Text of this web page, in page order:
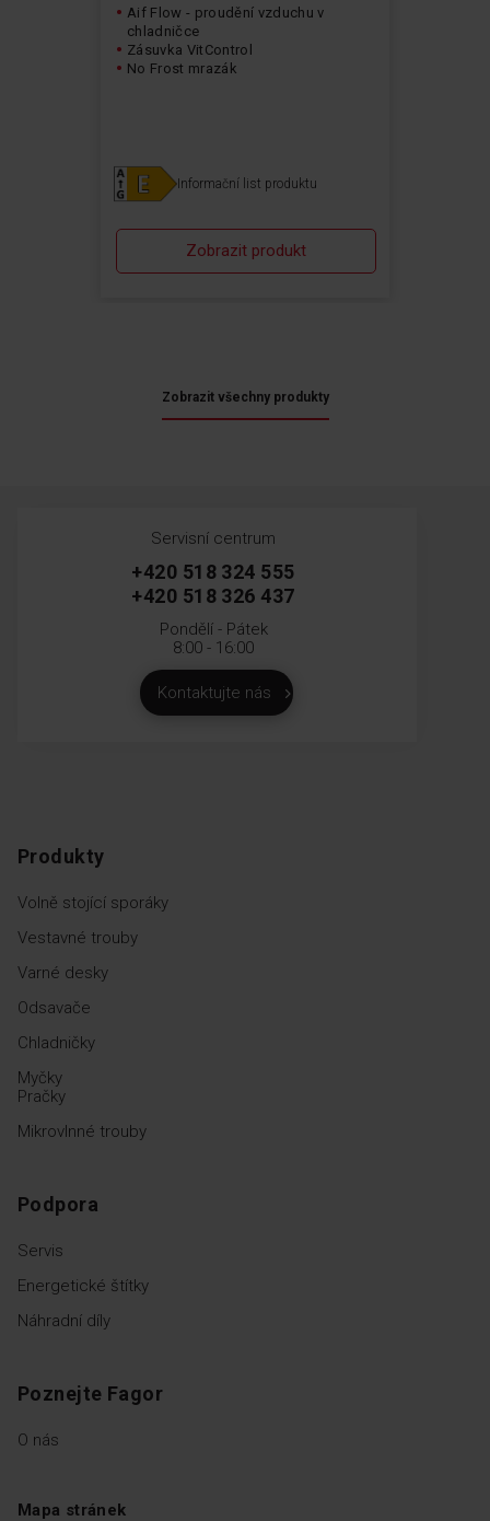
Zobrazit produkt
Aif Flow - proudění vzduchu v
chladničce
Zásuvka VitControl
No Frost mrazák
Informační list produktu
Zobrazit všechny produkty
Servisní centrum
+420 518 324 555
+420 518 326 437
Pondělí - Pátek
8:00 - 16:00
Kontaktujte nás
Produkty
Volně stojící sporáky
Vestavné trouby
Varné desky
Odsavače
Chladničky
Myčky
Pračky
Mikrovlnné trouby
Podpora
Servis
Energetické štítky
Náhradní díly
Poznejte Fagor
O nás
Mapa stránek